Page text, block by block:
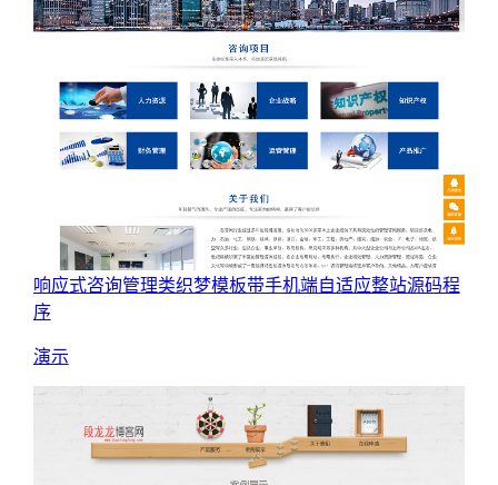
响应式咨询管理类织梦模板带手机端自适应整站源码程
序
演示